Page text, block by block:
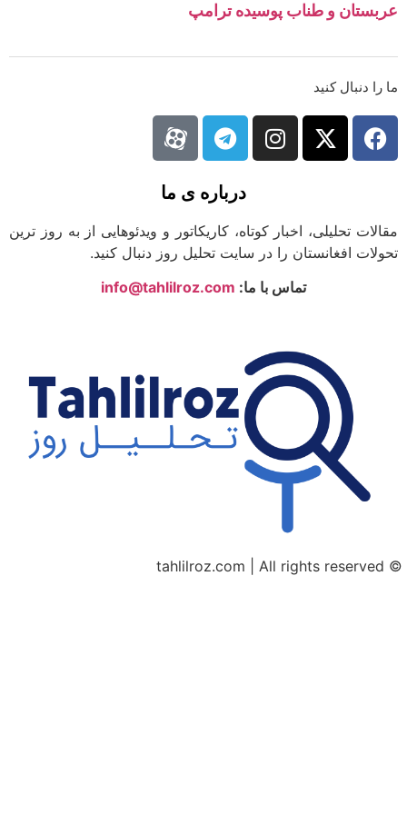
و طناب پوسیده ترامپ
دنبال کنید
درباره ی ما
تحلیلی، اخبار کوتاه، کاریکاتور و ویدئوهایی از به روز ترین
افغانستان را در سایت تحلیل روز دنبال کنید.
تماس با ما:info@tahlilroz.com